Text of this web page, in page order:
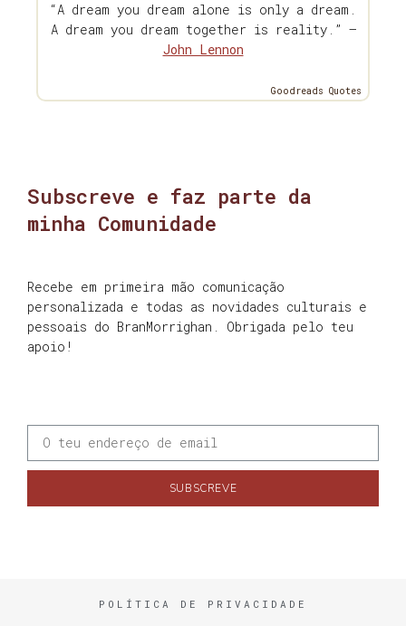
“A dream you dream alone is only a dream.
A dream you dream together is reality.” —
John Lennon
Goodreads Quotes
Subscreve e faz parte da
minha Comunidade
Recebe em primeira mão comunicação
personalizada e todas as novidades culturais e
pessoais do BranMorrighan. Obrigada pelo teu
apoio!
SUBSCREVE
POLÍTICA DE PRIVACIDADE